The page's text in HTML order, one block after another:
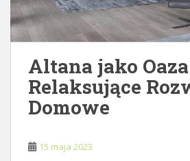
Altana jako
Relaksujące
Domowe
15 maja 2023